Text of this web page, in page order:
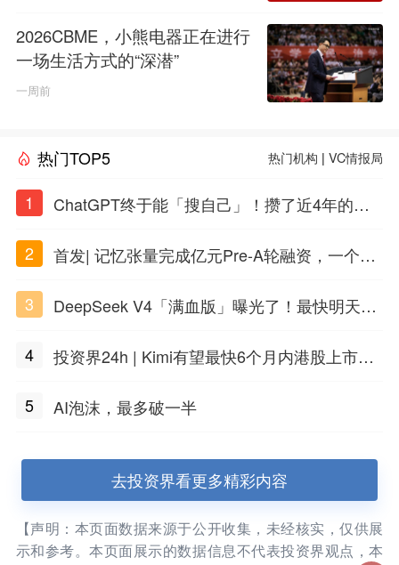
2026CBME，小熊电器正在进行
一场生活方式的“深潜”
一周前
热门TOP5 热门机构 |VC情报局
1
ChatGPT终于能「搜自己」！攒了近4年的对
2
首发| 记忆张量完成亿元Pre-A轮融资，一个上
3
DeepSeek V4「满血版」曝光了！最快明天发
4
投资界24h | Kimi有望最快6个月内港股上市；
5
AI泡沫，最多破一半
去投资界看更多精彩内容
【声明：本页面数据来源于公开收集，未经核实，仅供展
示和参考。本页面展示的数据信息不代表投资界观点，本